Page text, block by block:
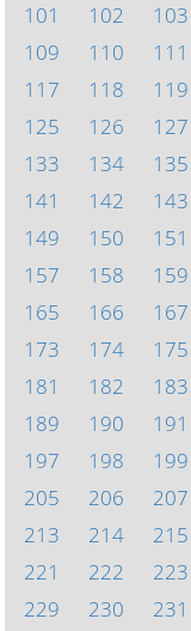
101
102 103
109
110 111
117
118 119
125
126 127
133
134 135
141
142 143
149
150 151
157
158 159
165
166 167
173
174 175
181
182 183
189
190 191
197
198 199
205
206 207
213
214 215
221
222 223
229
230 231